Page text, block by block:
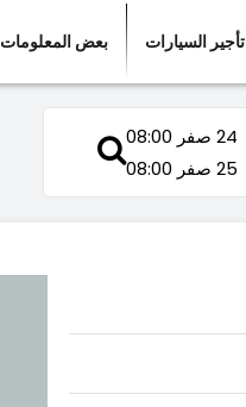
تأجير السيارات بعض المعلومات
24 صفر 08:00
25 صفر 08:00